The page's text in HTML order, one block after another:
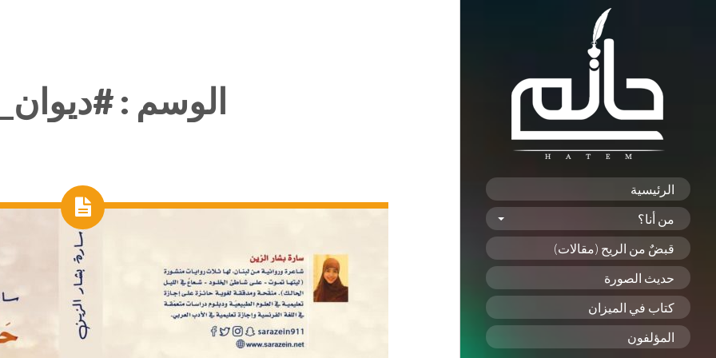
الرئيسية
من أنا؟
قبضٌ من الريح (مقالات)
حديث الصورة
كتاب في الميزان
المؤلفون
الوسم :